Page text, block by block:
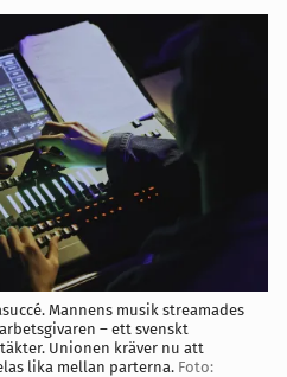
Mannens musik streamades
– ett svenskt
Unionen kräver nu att
lika mellan parterna. Foto: